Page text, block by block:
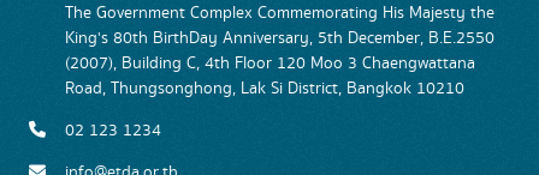
The Government Complex Commemorating His Majesty the
King's 80th BirthDay Anniversary, 5th December, B.E.2550
(2007), Building C, 4th Floor 120 Moo 3 Chaengwattana
Road, Thungsonghong, Lak Si District, Bangkok 10210
02 123 1234